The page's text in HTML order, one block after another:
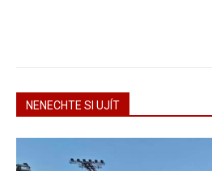
NENECHTE SI UJÍT